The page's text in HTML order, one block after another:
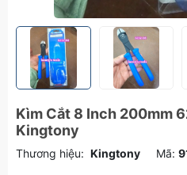
Kìm Cắt 8 Inch 200mm
Kingtony
Thương hiệu: Kingtony Mã: